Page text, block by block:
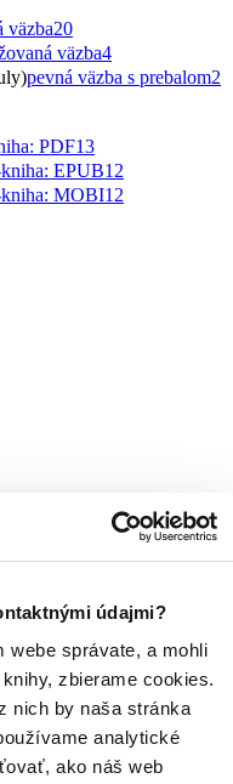
údajmi?
webe správate, a mohli
zbierame cookies.
nich by naša stránka
analytické
ako náš web
väzba20
väzba4
pevná väzba s prebalom2
PDF13
EPUB12
MOBI12